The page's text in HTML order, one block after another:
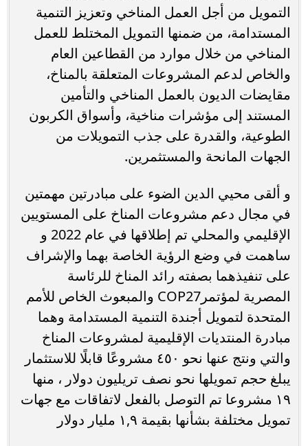
التمويل من أجل العمل المناخي وتعزيز التنمية
المستدامة، من ضمنها التمويل المختلط للعمل
المناخي من خلال موارد من القطاعين العام
والخاص لدعم المشروعات المتعلقة بالمناخ،
مقايضات الديون بالعمل المناخي والتأمين
المستند إلى مؤشرات مناخية، وأسواق الكربون
الطوعية، والقدرة على جذب التمويلات من
الجهات المانحة والمستثمرين.
و ألقى محيي الدين الضوء على مبادرتين مهمتين
في مجال دعم مشروعات المناخ على المستويين
الإقليمي والمحلي تم إطلاقها في عام 2022 و
ساهمت في وضع الرؤية الخاصة بهما والإشراف
على تنفيذهما بصفته رائد المناخ للرئاسة
المصرية لمؤتمرCOP27 والمبعوث الخاص للأمم
المتحدة لتمويل أجندة التنمية المستدامة وهما
مبادرة المنتديات الإقليمية لمشروعات المناخ
والتي ونتج عنها نحو ٤٥٠ مشروعًا قابلًا للاستثمار
يبلغ حجم تمويلها نحو نصف تريليون دولار ، منها
١٩ مشروعا تم التوصل بالفعل لاتفاقات مع جهات
تمويل مختلفة بشأنها بقيمة ١,٩ مليار دولار